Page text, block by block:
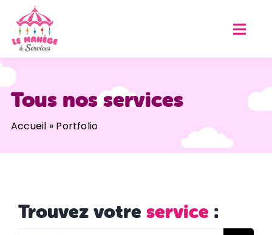
Passer
contenu
Tous nos services
Accueil » Portfolio
Trouvez votre service :